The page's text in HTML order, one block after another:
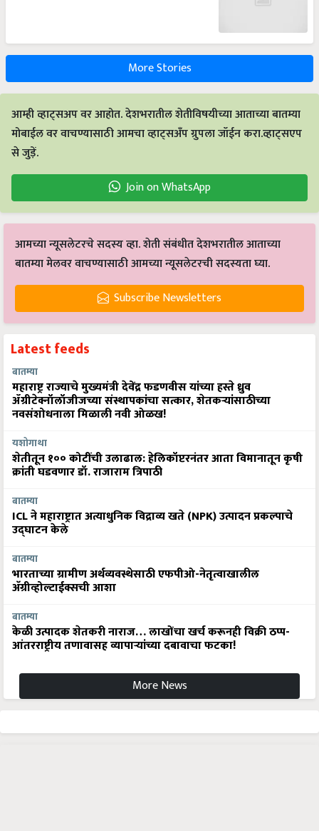
More Stories
आम्ही व्हाट्सअप वर आहोत. देशभरातील शेतीविषयीच्या आताच्या बातम्या
मोबाईल वर वाचण्यासाठी आमचा व्हाट्सअँप ग्रुपला जॉईन करा.व्हाट्सएप
से जुड़ें.
Join on WhatsApp
आमच्या न्यूसलेटरचे सदस्य व्हा. शेती संबंधीत देशभरातील आताच्या
बातम्या मेलवर वाचण्यासाठी आमच्या न्यूसलेटरची सदस्यता घ्या.
Subscribe Newsletters
Latest feeds
बातम्या
महाराष्ट्र राज्याचे मुख्यमंत्री देवेंद्र फडणवीस यांच्या हस्ते ध्रुव
ॲग्रीटेक्नॉलॉजीजच्या संस्थापकांचा सत्कार, शेतकऱ्यांसाठीच्या
नवसंशोधनाला मिळाली नवी ओळख!
यशोगाथा
शेतीतून १०० कोटींची उलाढाल: हेलिकॉप्टरनंतर आता विमानातून कृषी
क्रांती घडवणार डॉ. राजाराम त्रिपाठी
बातम्या
ICL ने महाराष्ट्रात अत्याधुनिक विद्राव्य खते (NPK) उत्पादन प्रकल्पाचे
उद्घाटन केले
बातम्या
भारताच्या ग्रामीण अर्थव्यवस्थेसाठी एफपीओ-नेतृत्वाखालील
अ‍ॅग्रीव्होल्टाईक्सची आशा
बातम्या
केळी उत्पादक शेतकरी नाराज… लाखोंचा खर्च करूनही विक्री ठप्प-
आंतरराष्ट्रीय तणावासह व्यापाऱ्यांच्या दबावाचा फटका!
More News